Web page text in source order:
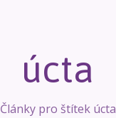
úcta
Články pro štítek úcta